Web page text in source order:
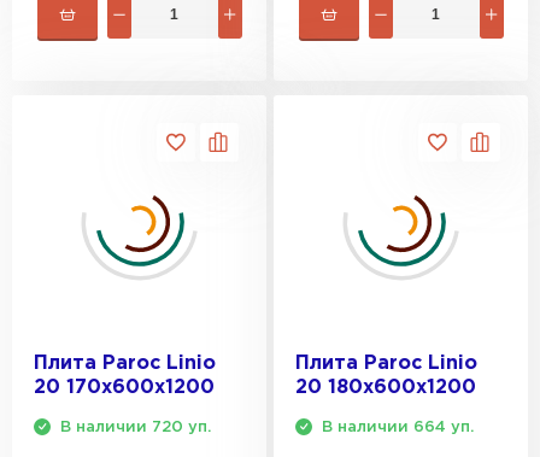
Плита Paroc Linio
20 170х600х1200
В наличии 720 уп.
Плита Paroc Linio
20 180х600х1200
В наличии 664 уп.